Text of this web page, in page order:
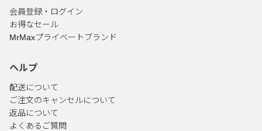
会員登録・ログイン
お得なセール
MrMaxプライベートブランド
ヘルプ
配送について
ご注文のキャンセルについて
返品について
よくあるご質問